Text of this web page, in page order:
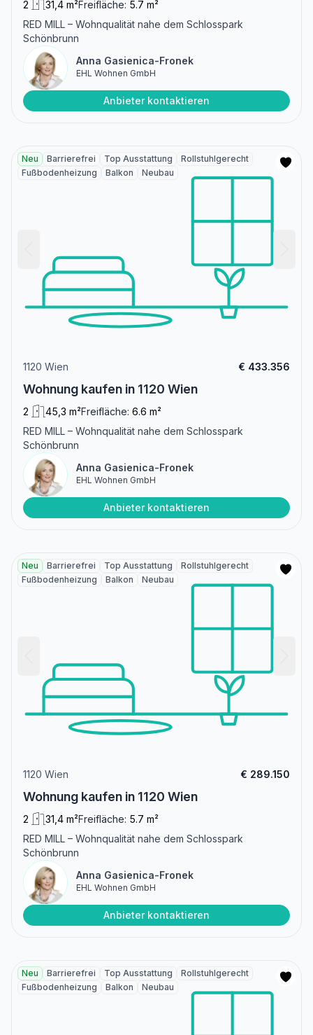
2 31,4 m²Freifläche: 5.7 m²
RED MILL – Wohnqualität nahe dem Schlosspark
Schönbrunn
Anna Gasienica-Fronek
EHL Wohnen GmbH
Anbieter kontaktieren
Neu Barrierefrei Top Ausstattung
Rollstuhlgerecht
Fußbodenheizung
Balkon Neubau
1120 Wien € 433.356
Wohnung kaufen in 1120 Wien
2 45,3 m²Freifläche: 6.6 m²
RED MILL – Wohnqualität nahe dem Schlosspark
Schönbrunn
Anna Gasienica-Fronek
EHL Wohnen GmbH
Anbieter kontaktieren
Neu Barrierefrei Top Ausstattung
Rollstuhlgerecht
Fußbodenheizung
Balkon Neubau
1120 Wien € 289.150
Wohnung kaufen in 1120 Wien
2 31,4 m²Freifläche: 5.7 m²
RED MILL – Wohnqualität nahe dem Schlosspark
Schönbrunn
Anna Gasienica-Fronek
EHL Wohnen GmbH
Anbieter kontaktieren
Neu Barrierefrei Top Ausstattung
Rollstuhlgerecht
Fußbodenheizung
Balkon Neubau